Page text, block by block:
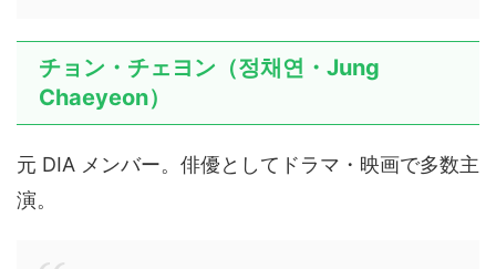
チョン・チェヨン（정채연・Jung
Chaeyeon）
元 DIA メンバー。俳優としてドラマ・映画で多数主
演。